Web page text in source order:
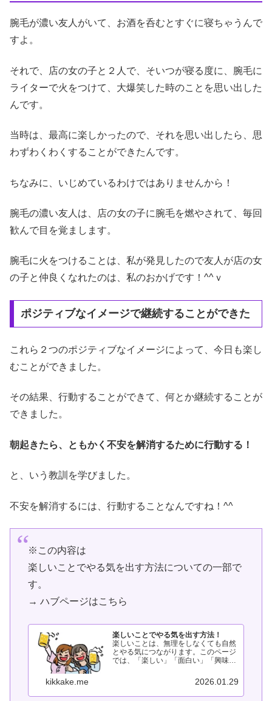
腕毛が濃い友人がいて、お酒を呑むとすぐに寝ちゃうんで
すよ。
それで、店の女の子と２人で、そいつが寝る度に、腕毛に
ライターで火をつけて、大爆笑した時のことを思い出した
んです。
当時は、最高に楽しかったので、それを思い出したら、思
わずわくわくすることができたんです。
ちなみに、いじめているわけではありませんから！
腕毛の濃い友人は、店の女の子に腕毛を燃やされて、毎回
歓んで目を覚まします。
腕毛に火をつけることは、私が発見したので友人が店の女
の子と仲良くなれたのは、私のおかげです！^^ｖ
ポジティブなイメージで継続することができた
これら２つのポジティブなイメージによって、今日も楽し
むことができました。
その結果、行動することができて、何とか継続することが
できました。
朝起きたら、ともかく不安を解消するために行動する！
と、いう教訓を学びました。
不安を解消するには、行動することなんですね！^^
※この内容は
楽しいことでやる気を出す方法についての一部で
す。
→ ハブページはこちら
楽しいことでやる気を出す方法！
楽しいことは、無理をしなくても自然
とやる気につながります。このページ
では、「楽しい」「面白い」「興味を
入り口に、やる気を引き出す方法をま
とめています。頑張らなくても動ける
感覚を、ここから探してみてくださ
kikkake.me 2026.01.29